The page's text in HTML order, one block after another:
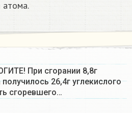
атома.
При сгорании 8,8г
26,4г углекислого
сгоревшего…